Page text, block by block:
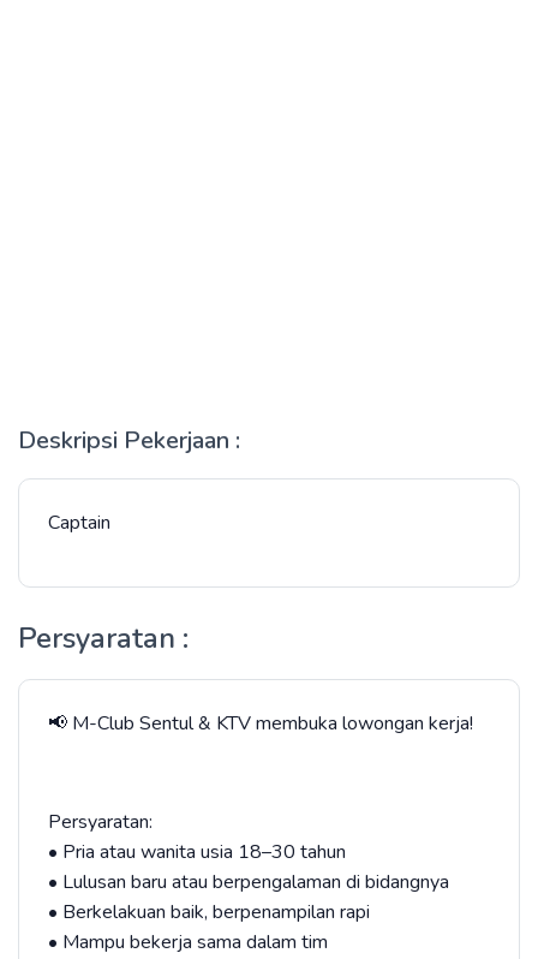
Deskripsi Pekerjaan :
Captain
Persyaratan :
📢 M-Club Sentul & KTV membuka lowongan kerja!
Persyaratan:
• Pria atau wanita usia 18–30 tahun
• Lulusan baru atau berpengalaman di bidangnya
• Berkelakuan baik, berpenampilan rapi
• Mampu bekerja sama dalam tim